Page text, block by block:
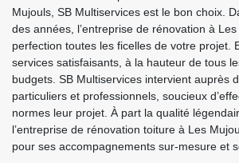
Mujouls, SB Multiservices est le bon choix.
des années, l’entreprise de rénovation à
perfection toutes les ficelles de votre projet.
services satisfaisants, à la hauteur de tous
budgets. SB Multiservices intervient auprès
particuliers et professionnels, soucieux
normes leur projet. À part la qualité
l’entreprise de rénovation toiture à Les
pour ses accompagnements sur-mesure et